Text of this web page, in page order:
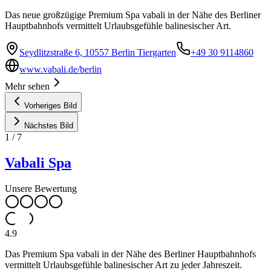
Das neue großzügige Premium Spa vabali in der Nähe des Berliner
Hauptbahnhofs vermittelt Urlaubsgefühle balinesischer Art.
Seydlitzstraße 6, 10557 Berlin Tiergarten
+49 30 9114860
www.vabali.de/berlin
Mehr sehen
Vorheriges Bild
Nächstes Bild
1 / 7
Vabali Spa
Unsere Bewertung
4.9
Das Premium Spa vabali in der Nähe des Berliner Hauptbahnhofs
vermittelt Urlaubsgefühle balinesischer Art zu jeder Jahreszeit.